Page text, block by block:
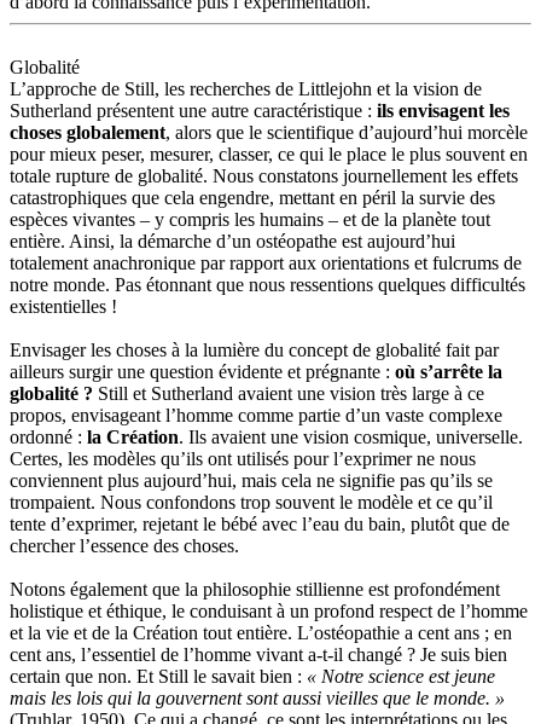
Globalité
L’approche de Still, les recherches de Littlejohn et la vision de
Sutherland présentent une autre caractéristique : ils envisagent les
choses globalement, alors que le scientifique d’aujourd’hui morcèle
pour mieux peser, mesurer, classer, ce qui le place le plus souvent en
totale rupture de globalité. Nous constatons journellement les effets
catastrophiques que cela engendre, mettant en péril la survie des
espèces vivantes – y compris les humains – et de la planète tout
entière. Ainsi, la démarche d’un ostéopathe est aujourd’hui
totalement anachronique par rapport aux orientations et fulcrums de
notre monde. Pas étonnant que nous ressentions quelques difficultés
existentielles !
Envisager les choses à la lumière du concept de globalité fait par
ailleurs surgir une question évidente et prégnante : où s’arrête la
globalité ? Still et Sutherland avaient une vision très large à ce
propos, envisageant l’homme comme partie d’un vaste complexe
ordonné : la Création. Ils avaient une vision cosmique, universelle.
Certes, les modèles qu’ils ont utilisés pour l’exprimer ne nous
conviennent plus aujourd’hui, mais cela ne signifie pas qu’ils se
trompaient. Nous confondons trop souvent le modèle et ce qu’il
tente d’exprimer, rejetant le bébé avec l’eau du bain, plutôt que de
chercher l’essence des choses.
Notons également que la philosophie stillienne est profondément
holistique et éthique, le conduisant à un profond respect de l’homme
et la vie et de la Création tout entière. L’ostéopathie a cent ans ; en
cent ans, l’essentiel de l’homme vivant a-t-il changé ? Je suis bien
certain que non. Et Still le savait bien : « Notre science est jeune
mais les lois qui la gouvernent sont aussi vieilles que le monde. »
(Truhlar, 1950). Ce qui a changé, ce sont les interprétations ou les